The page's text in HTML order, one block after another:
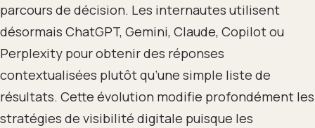
parcours de décision. Les internautes utilisent
désormais ChatGPT, Gemini, Claude, Copilot ou
Perplexity pour obtenir des réponses
contextualisées plutôt qu’une simple liste de
résultats. Cette évolution modifie profondément les
stratégies de visibilité digitale puisque les